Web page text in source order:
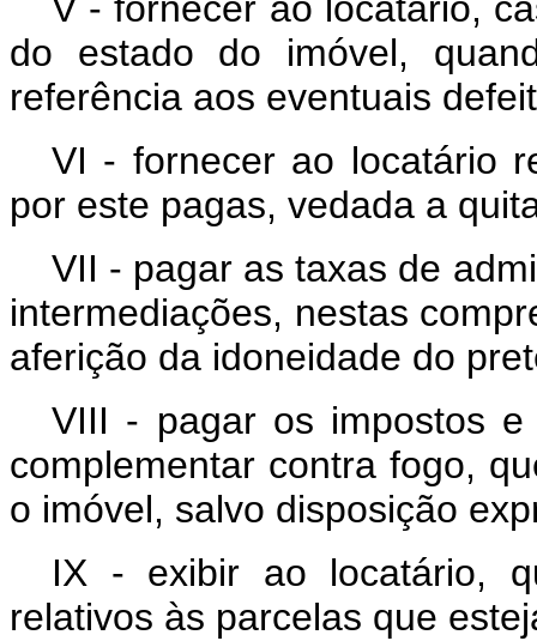
V - fornecer ao locatário,
do estado do imóvel,
referência aos eventuais
VI - fornecer ao locatário
por este pagas, vedada a
VII - pagar as taxas de
intermediações, nestas
aferição da idoneidade do
VIII - pagar os impostos
complementar contra fogo,
o imóvel, salvo disposição
IX - exibir ao locatário,
relativos às parcelas que